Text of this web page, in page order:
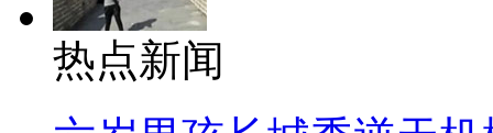
热点新闻